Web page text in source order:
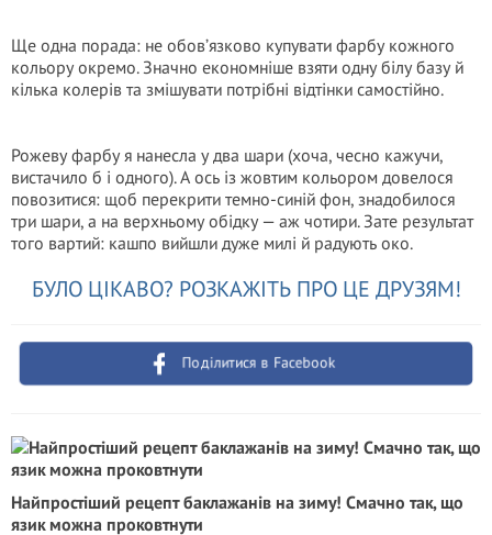
Ще одна порада: не обов’язково купувати фарбу кожного
кольору окремо. Значно економніше взяти одну білу базу й
кілька колерів та змішувати потрібні відтінки самостійно.
Рожеву фарбу я нанесла у два шари (хоча, чесно кажучи,
вистачило б і одного). А ось із жовтим кольором довелося
повозитися: щоб перекрити темно-синій фон, знадобилося
три шари, а на верхньому обідку — аж чотири. Зате результат
того вартий: кашпо вийшли дуже милі й радують око.
БУЛО ЦІКАВО? РОЗКАЖІТЬ ПРО ЦЕ ДРУЗЯМ!
Поділитися в Facebook
Найпростіший рецепт баклажанів на зиму! Смачно так, що
язик можна проковтнути